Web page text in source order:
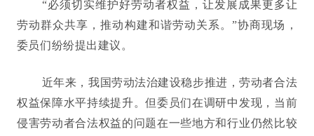
“必须切实维护好劳动者权益，让发展成果更多让
劳动群众共享，推动构建和谐劳动关系。”协商现场，
委员们纷纷提出建议。
近年来，我国劳动法治建设稳步推进，劳动者合法
权益保障水平持续提升。但委员们在调研中发现，当前
侵害劳动者合法权益的问题在一些地方和行业仍然比较